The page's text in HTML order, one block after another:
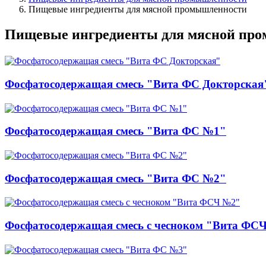
Пищевые ингредиенты для мясной промышленности
Пищевые ингредиенты для мясной
Фосфатосодержащая смесь "Вита ФС
Фосфатосодержащая смесь "Вита ФС №1"
Фосфатосодержащая смесь "Вита ФС №2"
Фосфатосодержащая смесь с чесноком "Вита